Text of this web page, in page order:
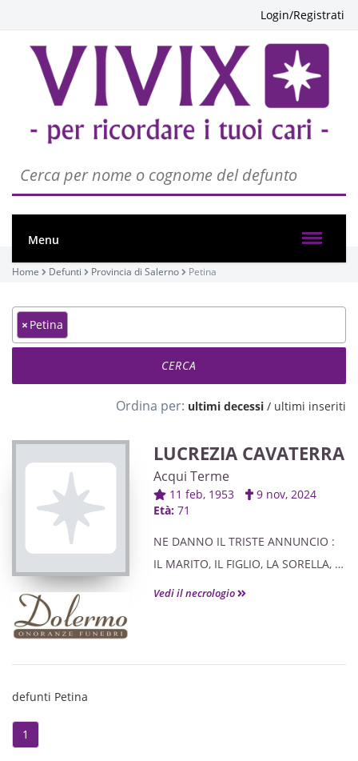
Login/Registrati
Menu
Home Defunti Provincia di Salerno Petina
× Petina
Ordina per: ultimi decessi / ultimi inseriti
LUCREZIA CAVATERRA
Acqui Terme
11 feb, 1953
9 nov, 2024
Età: 71
NE DANNO IL TRISTE ANNUNCIO :
IL MARITO, IL FIGLIO, LA SORELLA, I
NIPOTI, AMICI E PARENTI TUTTI.
Vedi il necrologio
defunti Petina
1